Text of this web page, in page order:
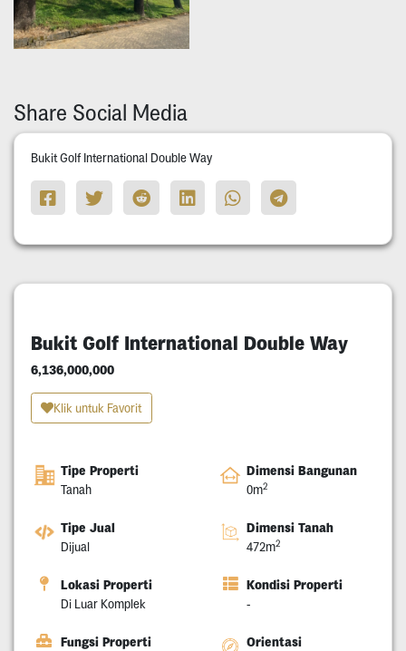
Share Social Media
Bukit Golf International Double Way
Bukit Golf International Double Way
6,136,000,000
Klik untuk Favorit
Tipe Properti
Tanah
Dimensi Bangunan
0m2
Tipe Jual
Dijual
Dimensi Tanah
472m2
Lokasi Properti
Di Luar Komplek
Kondisi Properti
-
Fungsi Properti Orientasi